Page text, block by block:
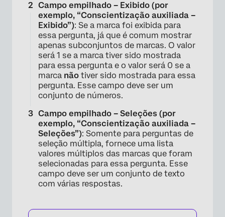
×
Campo empilhado – Exibido (por
exemplo, “Conscientização auxiliada –
Exibido”): Se a marca foi exibida para
essa pergunta, já que é comum mostrar
apenas subconjuntos de marcas. O valor
será 1 se a marca tiver sido mostrada
para essa pergunta e o valor será 0 se a
marca não tiver sido mostrada para essa
pergunta. Esse campo deve ser um
conjunto de números.
Campo empilhado – Seleções (por
exemplo, “Conscientização auxiliada –
Seleções”): Somente para perguntas de
seleção múltipla, fornece uma lista
valores múltiplos das marcas que foram
selecionadas para essa pergunta. Esse
campo deve ser um conjunto de texto
com várias respostas.